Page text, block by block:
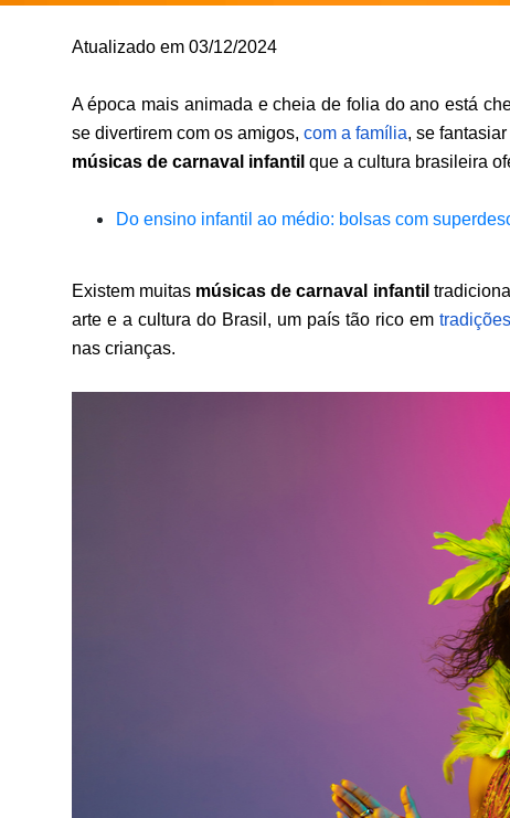
Atualizado em 03/12/2024
A época mais animada e cheia de folia do ano está
se divertirem com os amigos, com a família
músicas de carnaval infantil que a cultura brasileira
Do ensino infantil ao médio: bolsas com
Existem muitas músicas de carnaval infantil
arte e a cultura do Brasil, um país tão rico em
nas crianças.